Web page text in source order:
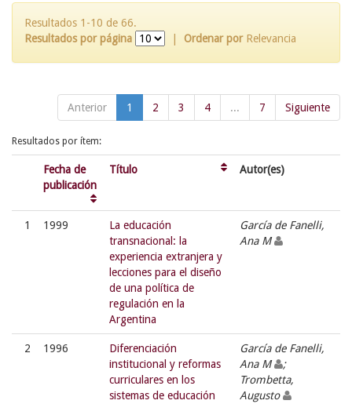
Resultados 1-10 de 66.
Resultados por página
Ordenar por Relevancia
Anterior 1 2 3 4 ... 7 Siguiente
Resultados por ítem:
Fecha de
publicación
Título Autor(es)
1 1999
La educación
transnacional: la
experiencia extranjera y
lecciones para el diseño
de una política de
regulación en la
Argentina
García de Fanelli,
Ana M
2 1996
Diferenciación
institucional y reformas
curriculares en los
sistemas de educación
García de Fanelli,
Ana M
;
Trombetta,
Augusto